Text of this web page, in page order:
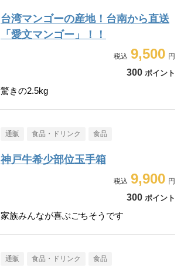
台湾マンゴーの産地！台南から直送
「愛文マンゴー」！！
9,500
300 ポイント
驚きの2.5kg
通販 食品・ドリンク 食品
神戸牛希少部位玉手箱
9,900
300 ポイント
家族みんなが喜ぶごちそうです
通販 食品・ドリンク 食品